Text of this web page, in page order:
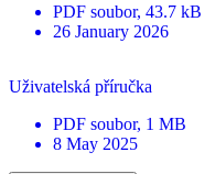
PDF soubor, 43.7 kB
26 January 2026
Uživatelská příručka
PDF soubor, 1 MB
8 May 2025